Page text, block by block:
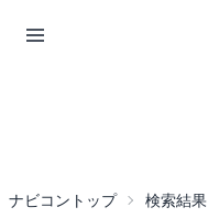
ナビコントップ 検索結果